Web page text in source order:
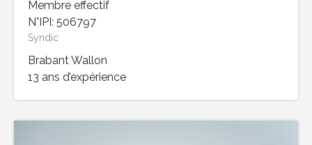
Membre effectif
N°IPI: 506797
Syndic
Brabant Wallon
13 ans d’expérience